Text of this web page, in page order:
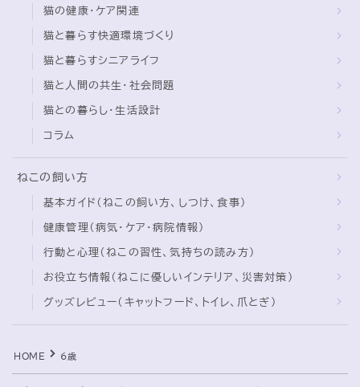
お役立ち情報（ねこに優しいインテリア、災害対
ブログ
プロフィール
Follow Me
猫の健康・ケア関連
猫と暮らす快適環境づくり
猫と暮らすシニアライフ
猫と人間の共生・社会問題
猫との暮らし・生活設計
コラム
ねこの飼い方
基本ガイド（ねこの飼い方、しつけ、食事）
健康管理（病気・ケア・病院情報）
行動と心理（ねこの習性、気持ちの読み方）
お役立ち情報（ねこに優しいインテリア、災害対策）
グッズレビュー（キャットフード、トイレ、爪とぎ）
HOME 6歳